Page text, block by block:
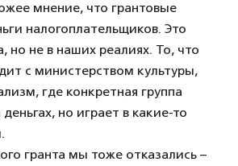
мнение, что грантовые
налогоплательщиков. Это
но не в наших реалиях. То, что
с министерством культуры,
где конкретная группа
но играет в какие-то
гранта мы тоже отказались –